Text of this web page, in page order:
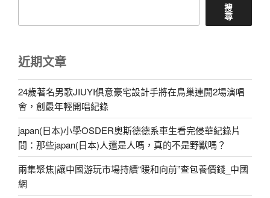
搜
尋
近期文章
24歲著名男歌JIUYI俱意豪宅設計手將在鳥巢連開2場演唱
會，創最年輕開唱紀錄
japan(日本)小學OSDER奧斯德德系車生看完侵華紀錄片
問：那些japan(日本)人還是人嗎，真的不是野獸嗎？
兩集聚焦|讓中國游玩市場持續“暖和向前”查包養價錢_中國
網